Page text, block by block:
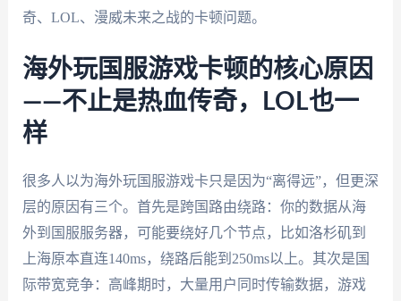
奇、LOL、漫威未来之战的卡顿问题。
海外玩国服游戏卡顿的核心原因
——不止是热血传奇，LOL也一
样
很多人以为海外玩国服游戏卡只是因为“离得远”，但更深
层的原因有三个。首先是跨国路由绕路：你的数据从海
外到国服服务器，可能要绕好几个节点，比如洛杉矶到
上海原本直连140ms，绕路后能到250ms以上。其次是国
际带宽竞争：高峰期时，大量用户同时传输数据，游戏